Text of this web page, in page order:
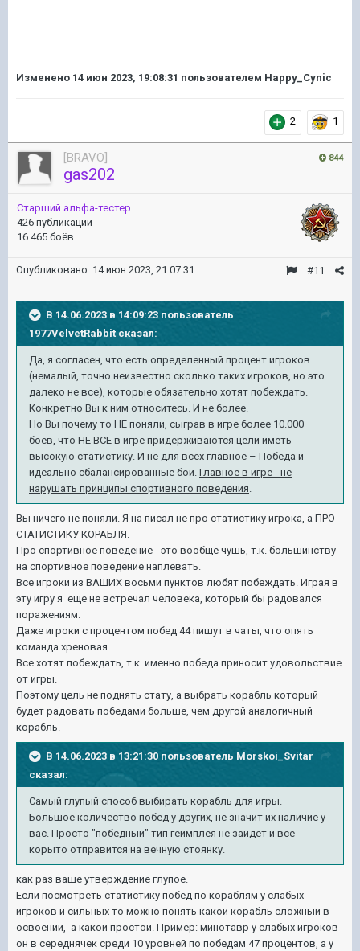
Изменено 14 июн 2023, 19:08:31 пользователем Happy_Cynic
2 1
844
[BRAVO]
gas202
Старший альфа-тестер
426 публикаций
16 465 боёв
#11
Опубликовано: 14 июн 2023, 21:07:31
В 14.06.2023 в 14:09:23 пользователь
1977VelvetRabbitсказал:
Да, я согласен, что есть определенный процент игроков
(немалый, точно неизвестно сколько таких игроков, но это
далеко не все), которые обязательно хотят побеждать.
Конкретно Вы к ним относитесь. И не более.
Но Вы почему то НЕ поняли, сыграв в игре более 10.000
боев, что НЕ ВСЕ в игре придерживаются цели иметь
высокую статистику. И не для всех главное – Победа и
идеально сбалансированные бои. Главное в игре - не
нарушать принципы спортивного поведения.
Вы ничего не поняли. Я на писал не про статистику игрока, а ПРО
СТАТИСТИКУ КОРАБЛЯ.
Про спортивное поведение - это вообще чушь, т.к. большинству
на спортивное поведение наплевать.
Все игроки из ВАШИХ восьми пунктов любят побеждать. Играя в
эту игру я еще не встречал человека, который бы радовался
поражениям.
Даже игроки с процентом побед 44 пишут в чаты, что опять
команда хреновая.
Все хотят побеждать, т.к. именно победа приносит удовольствие
от игры.
Поэтому цель не поднять стату, а выбрать корабль который
будет радовать победами больше, чем другой аналогичный
корабль.
В 14.06.2023 в 13:21:30 пользователь Morskoi_Svitar
сказал:
Самый глупый способ выбирать корабль для игры.
Большое количество побед у других, не значит их наличие у
вас. Просто "победный" тип геймплея не зайдет и всё -
корыто отправится на вечную стоянку.
как раз ваше утверждение глупое.
Если посмотреть статистику побед по кораблям у слабых
игроков и сильных то можно понять какой корабль сложный в
освоении, а какой простой. Пример: минотавр у слабых игроков
он в середнячек среди 10 уровней по победам 47 процентов, а у